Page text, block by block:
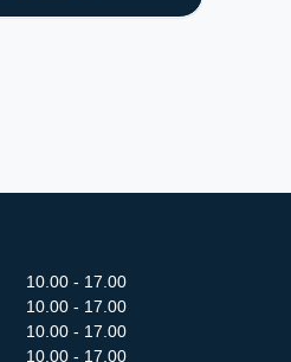
10.00 - 17.00
10.00 - 17.00
10.00 - 17.00
10.00 - 17.00